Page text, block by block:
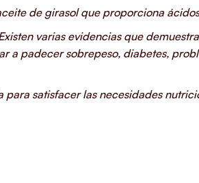
de girasol que proporciona
varias evidencias que
a padecer sobrepeso, diabetes,
para satisfacer las necesidades